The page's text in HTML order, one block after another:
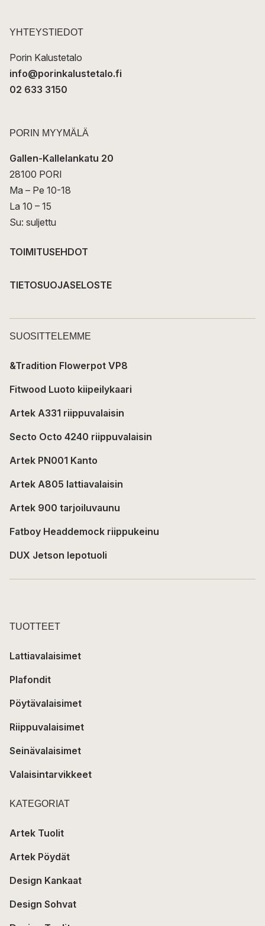
t
YHTEYSTIEDOT
Porin Kalustetalo
info@porinkalustetalo.fi
02 633 3150
PORIN MYYMÄLÄ
Gallen-Kallelankatu 20
28100 PORI
Ma – Pe 10-18
La 10 – 15
Su: suljettu
TOIMITUSEHDOT
TIETOSUOJASELOSTE
SUOSITTELEMME
&Tradition Flowerpot VP8
Fitwood Luoto kiipeilykaari
Artek A331 riippuvalaisin
Secto Octo 4240 riippuvalaisin
Artek PN001 Kanto
Artek A805 lattiavalaisin
Artek 900 tarjoiluvaunu
Fatboy Headdemock riippukeinu
DUX Jetson lepotuoli
TUOTTEET
Lattiavalaisimet
Plafondit
Pöytävalaisimet
Riippuvalaisimet
Seinävalaisimet
Valaisintarvikkeet
KATEGORIAT
Artek Tuolit
Artek Pöydät
Design Kankaat
Design Sohvat